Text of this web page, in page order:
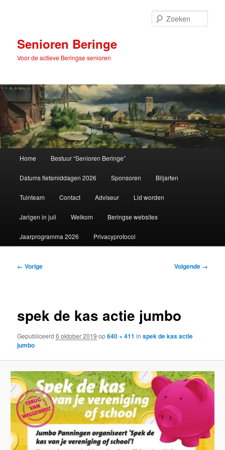
inhoudSenioren Beringe
Voor de actieve Beringse senioren
Home Bestuur “Senioren Beringe”
Datums fietsmiddagen 2026 Sponsoren Biljarten
Tuinteam Contact Adviseur Lid worden
Jarigen in juli Welkom Beringse websites
Jaarprogramma 2026 Privacyprotocol
Afbeeldingsnavigatie
← Vorige Volgende →
spek de kas actie jumbo
Gepubliceerd6 oktober 2019 op640 × 411 inspek de kas actie
jumbo